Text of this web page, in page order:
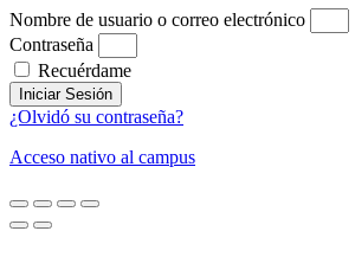
Nombre de usuario o correo electrónico
Contraseña
Recuérdame
Iniciar Sesión
¿Olvidó su contraseña?
Acceso nativo al campus